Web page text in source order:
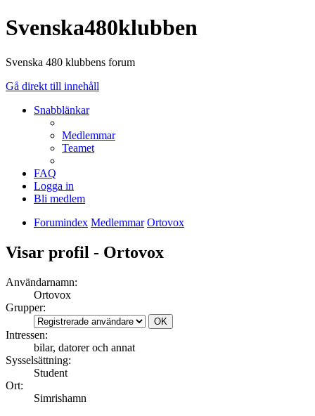
Svenska480klubben
Svenska 480 klubbens forum
Gå direkt till innehåll
Snabblänkar
Medlemmar
Teamet
FAQ
Logga in
Bli medlem
Forumindex Medlemmar Ortovox
Visar profil - Ortovox
Användarnamn:
Ortovox
Grupper:
Intressen:
bilar, datorer och annat
Sysselsättning:
Student
Ort:
Simrishamn